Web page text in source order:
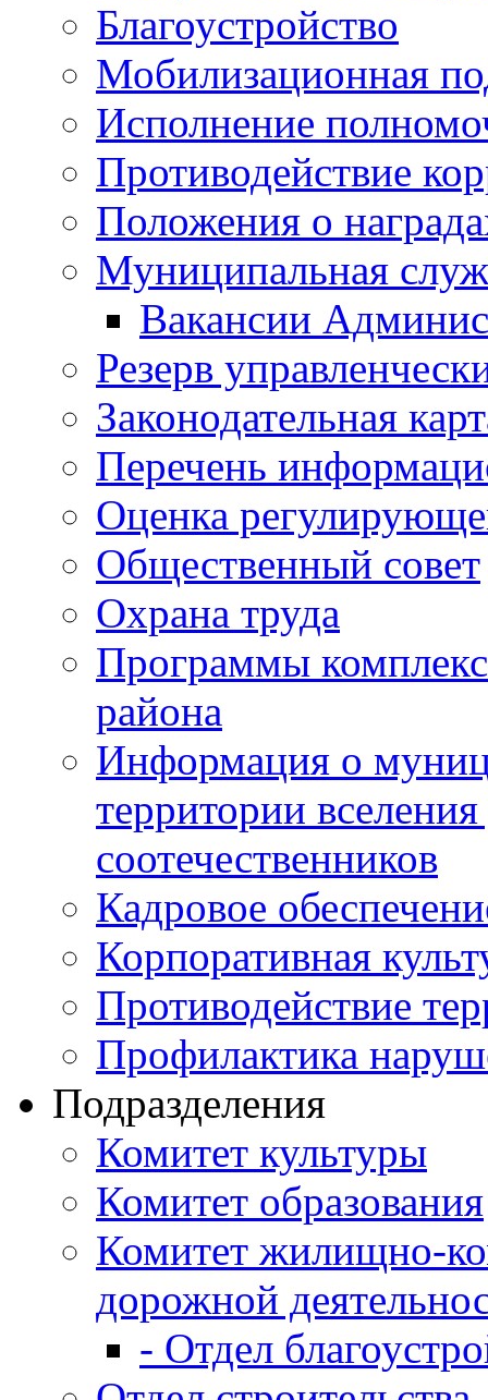
Благоустройство
Мобилизационная
Исполнение
Противодействие
Положения о
Муниципальная
Вакансии
Резерв
Законодательная
Перечень
Оценка
Общественный совет
Охрана труда
Программы
района
Информация о
территории
соотечественников
Кадровое
Корпоративная
Противодействие
Профилактика
Подразделения
Комитет культуры
Комитет образования
Комитет жилищно-
дорожной
- Отдел